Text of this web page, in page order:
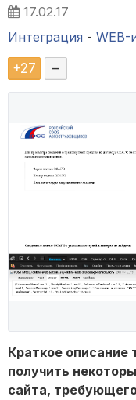
17.02.17
Интеграция - WEB-
+27 –
Краткое описание
получить
сайта,